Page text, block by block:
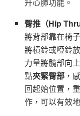
升心肺功能。
臀推（Hip
將背部靠在椅
將槓鈴或啞鈴
力量將髖部向
點夾緊臀部 ，
回起始位置，
作，可以有效